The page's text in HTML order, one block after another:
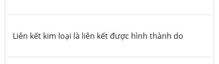
Liên kết kim loại là liên kết được hình thành do